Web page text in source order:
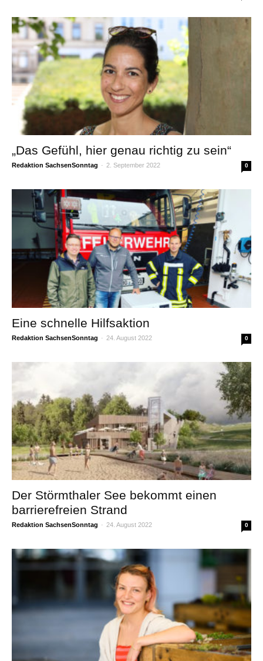
„Das Gefühl, hier genau richtig zu sein“
Redaktion SachsenSonntag - 2. September 2022 0
Eine schnelle Hilfsaktion
Redaktion SachsenSonntag - 24. August 2022 0
Der Störmthaler See bekommt einen
barrierefreien Strand
Redaktion SachsenSonntag - 24. August 2022 0